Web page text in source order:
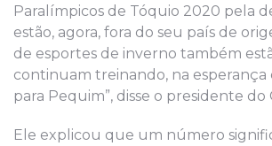
Paralímpicos de Tóquio 2020 pela
estão, agora, fora do seu país de
de esportes de inverno também
continuam treinando, na esperança
para Pequim”, disse o presidente do
Ele explicou que um número